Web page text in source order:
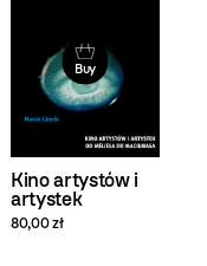
Buy
Kino artystów i
artystek
80,00 zł